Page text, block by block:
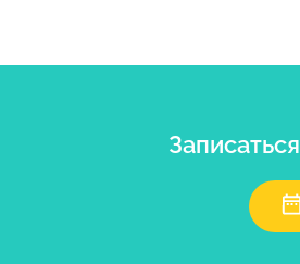
Записаться